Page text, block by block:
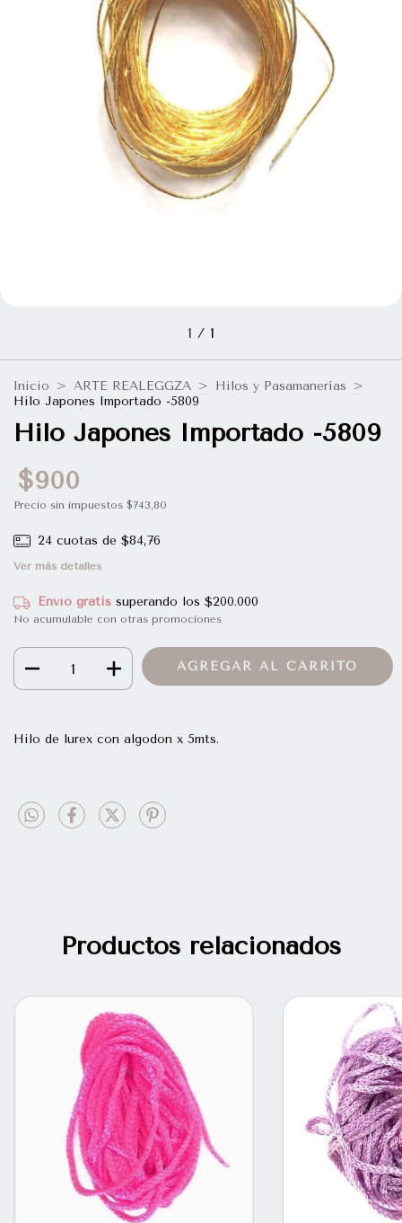
1 / 1
Inicio > ARTE REALEGGZA > Hilos y Pasamanerías >
Hilo Japones Importado -5809
Hilo Japones Importado -5809
$900
Precio sin impuestos $743,80
24 cuotas de $84,76
Ver más detalles
Envío gratis superando los $200.000
No acumulable con otras promociones
Hilo de lurex con algodon x 5mts.
Productos relacionados